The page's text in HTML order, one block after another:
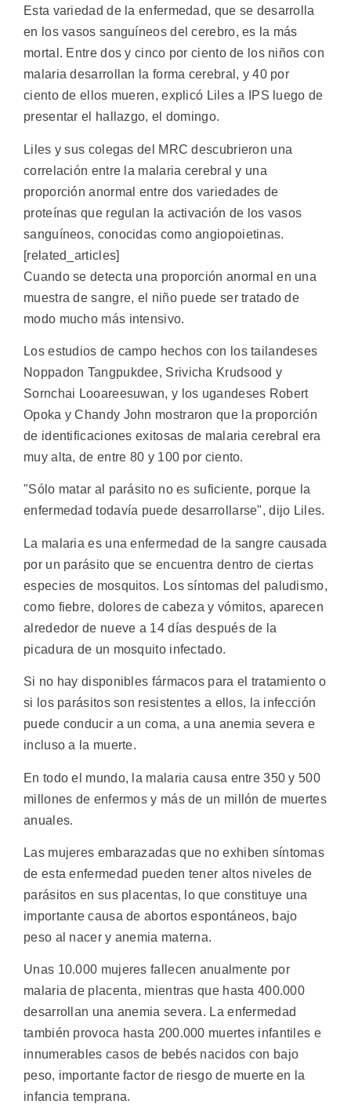
Esta variedad de la enfermedad, que se desarrolla
en los vasos sanguíneos del cerebro, es la más
mortal. Entre dos y cinco por ciento de los niños con
malaria desarrollan la forma cerebral, y 40 por
ciento de ellos mueren, explicó Liles a IPS luego de
presentar el hallazgo, el domingo.
Liles y sus colegas del MRC descubrieron una
correlación entre la malaria cerebral y una
proporción anormal entre dos variedades de
proteínas que regulan la activación de los vasos
sanguíneos, conocidas como angiopoietinas.
[related_articles]
Cuando se detecta una proporción anormal en una
muestra de sangre, el niño puede ser tratado de
modo mucho más intensivo.
Los estudios de campo hechos con los tailandeses
Noppadon Tangpukdee, Srivicha Krudsood y
Sornchai Looareesuwan, y los ugandeses Robert
Opoka y Chandy John mostraron que la proporción
de identificaciones exitosas de malaria cerebral era
muy alta, de entre 80 y 100 por ciento.
"Sólo matar al parásito no es suficiente, porque la
enfermedad todavía puede desarrollarse", dijo Liles.
La malaria es una enfermedad de la sangre causada
por un parásito que se encuentra dentro de ciertas
especies de mosquitos. Los síntomas del paludismo,
como fiebre, dolores de cabeza y vómitos, aparecen
alrededor de nueve a 14 días después de la
picadura de un mosquito infectado.
Si no hay disponibles fármacos para el tratamiento o
si los parásitos son resistentes a ellos, la infección
puede conducir a un coma, a una anemia severa e
incluso a la muerte.
En todo el mundo, la malaria causa entre 350 y 500
millones de enfermos y más de un millón de muertes
anuales.
Las mujeres embarazadas que no exhiben síntomas
de esta enfermedad pueden tener altos niveles de
parásitos en sus placentas, lo que constituye una
importante causa de abortos espontáneos, bajo
peso al nacer y anemia materna.
Unas 10.000 mujeres fallecen anualmente por
malaria de placenta, mientras que hasta 400.000
desarrollan una anemia severa. La enfermedad
también provoca hasta 200.000 muertes infantiles e
innumerables casos de bebés nacidos con bajo
peso, importante factor de riesgo de muerte en la
infancia temprana.